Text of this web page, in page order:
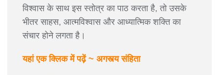
विश्वास के साथ इस स्तोत्र का पाठ करता है, तो उसके
भीतर साहस, आत्मविश्वास और आध्यात्मिक शक्ति का
संचार होने लगता है।
यहां एक क्लिक में पढ़ें ~ अगस्त्य संहिता